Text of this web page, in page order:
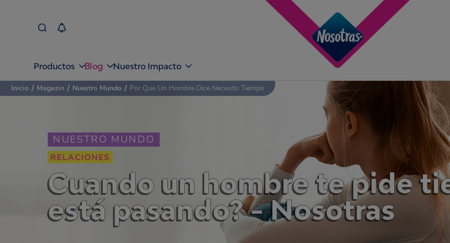
Productos Blog Nuestro Impacto
NUESTRO MUNDO
RELACIONES
Cuando un hombre te pide
está pasando? - Nosotras
Inicio / Magazin / Nuestro Mundo / Por Que Un Hombre Dice Necesito Tiempo